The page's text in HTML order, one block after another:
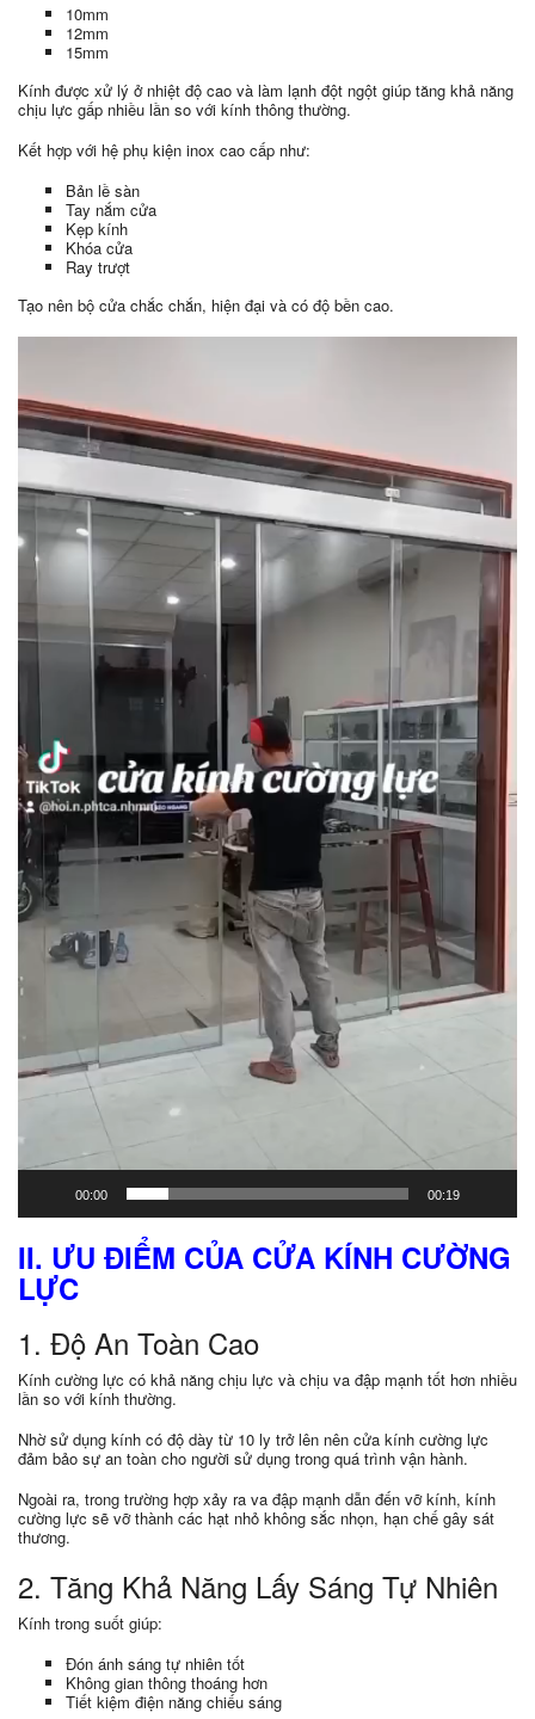
10mm
12mm
15mm
Kính được xử lý ở nhiệt độ cao và làm lạnh đột ngột giúp tăng khả năng
chịu lực gấp nhiều lần so với kính thông thường.
Kết hợp với hệ phụ kiện inox cao cấp như:
Bản lề sàn
Tay nắm cửa
Kẹp kính
Khóa cửa
Ray trượt
Tạo nên bộ cửa chắc chắn, hiện đại và có độ bền cao.
Trình
00:00 00:19
II. ƯU ĐIỂM CỦA CỬA KÍNH CƯỜNG
LỰC
1. Độ An Toàn Cao
Kính cường lực có khả năng chịu lực và chịu va đập mạnh tốt hơn nhiều
lần so với kính thường.
Nhờ sử dụng kính có độ dày từ 10 ly trở lên nên cửa kính cường lực
đảm bảo sự an toàn cho người sử dụng trong quá trình vận hành.
Ngoài ra, trong trường hợp xảy ra va đập mạnh dẫn đến vỡ kính, kính
cường lực sẽ vỡ thành các hạt nhỏ không sắc nhọn, hạn chế gây sát
thương.
2. Tăng Khả Năng Lấy Sáng Tự Nhiên
Kính trong suốt giúp:
Đón ánh sáng tự nhiên tốt
Không gian thông thoáng hơn
Tiết kiệm điện năng chiếu sáng